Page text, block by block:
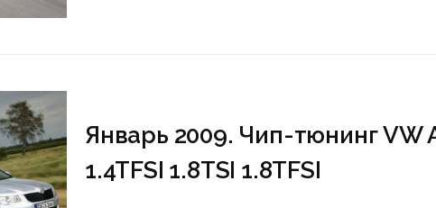
Январь 2009. Чип-тюнинг VW
1.4TFSI 1.8TSI 1.8TFSI